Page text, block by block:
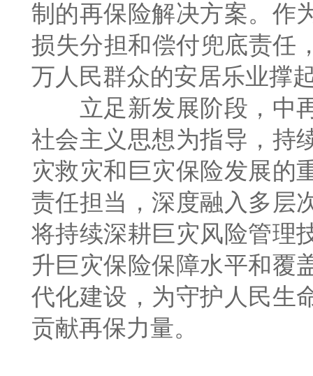
制的再保险解决方案。作
损失分担和偿付兜底责任
万人民群众的安居乐业撑
立足新发展阶段，中再
社会主义思想为指导，持
灾救灾和巨灾保险发展的
责任担当，深度融入多层
将持续深耕巨灾风险管理
升巨灾保险保障水平和覆
代化建设，为守护人民生
贡献再保力量。